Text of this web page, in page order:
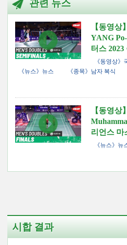
관련 뉴스
【동영상
YANG
터스 2023
《동영상》
《뉴스》뉴스
《종목》남자 복식
【동영상
리언스 마
《뉴스》뉴
시합 결과